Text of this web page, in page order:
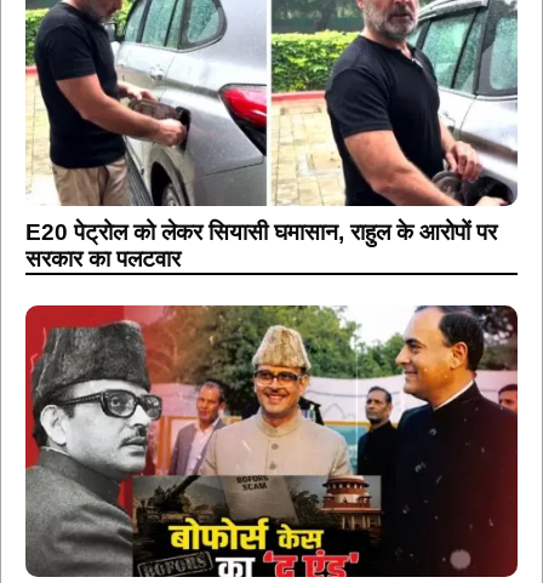
E20 पेट्रोल को लेकर सियासी घमासान, राहुल के आरोपों पर
सरकार का पलटवार